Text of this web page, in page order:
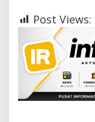
Post Views: